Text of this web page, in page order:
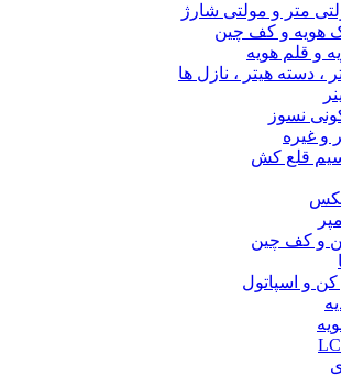
متر و مولتی شارژ
هویه و کف چین
و قلم هویه
، دسته هیتر ، نازل ها
نسوز
و غیره
قلع کش
و کف چین
کن و اسپاتول